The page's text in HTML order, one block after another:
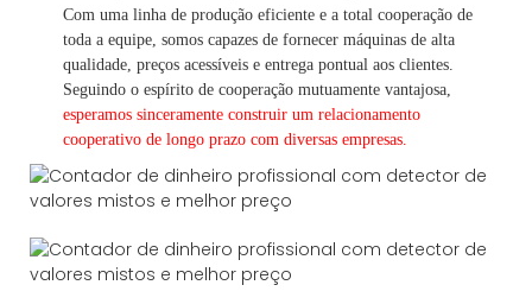
Com uma linha de produção eficiente e a total cooperação de
toda a equipe, somos capazes de fornecer máquinas de alta
qualidade, preços acessíveis e entrega pontual aos clientes.
Seguindo o espírito de cooperação mutuamente vantajosa,
esperamos sinceramente construir um relacionamento
cooperativo de longo prazo com diversas empresas.